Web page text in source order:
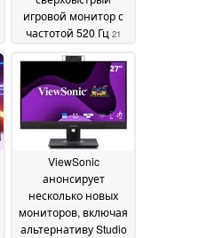
игровой монитор с
частотой 520 Гц 21
ViewSonic
анонсирует
несколько новых
мониторов, включая
альтернативу Studio